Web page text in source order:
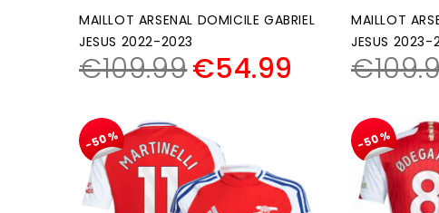
MAILLOT ARSENAL DOMICILE GABRIEL
JESUS 2022-2023
€109.99€54.99
MAILLOT
JESUS 2023-
€
-50% -50%